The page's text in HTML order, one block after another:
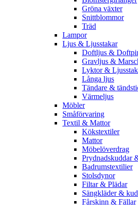
Gröna växter
Snittblommor
Träd
Lampor
Ljus & Ljusstakar
Doftljus &
Gravljus &
Lyktor &
Långa ljus
Tändare &
Värmeljus
Möbler
Småförvaring
Textil & Mattor
Kökstextiler
Mattor
Möbelöverdrag
Prydnadskuddar
Badrumstextilier
Stolsdynor
Filtar & Plädar
Sängkläder &
Fårskinn & Fällar